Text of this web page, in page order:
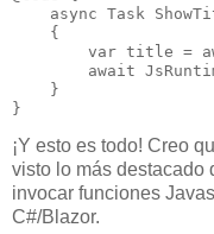
async Task
    {
var title =
await
    }
¡Y esto es todo! Creo
visto lo más destacado
invocar funciones
C#/Blazor.